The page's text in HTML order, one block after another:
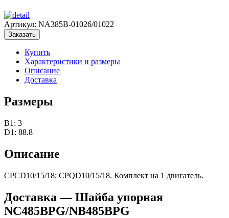
Артикул: NA385B-01026/01022
Заказать
Купить
Характеристики и размеры
Описание
Доставка
Размеры
B1: 3
D1: 88.8
Описание
CPCD10/15/18; CPQD10/15/18. Комплект на 1 двигатель.
Доставка — Шайба упорная
NC485BPG/NB485BPG